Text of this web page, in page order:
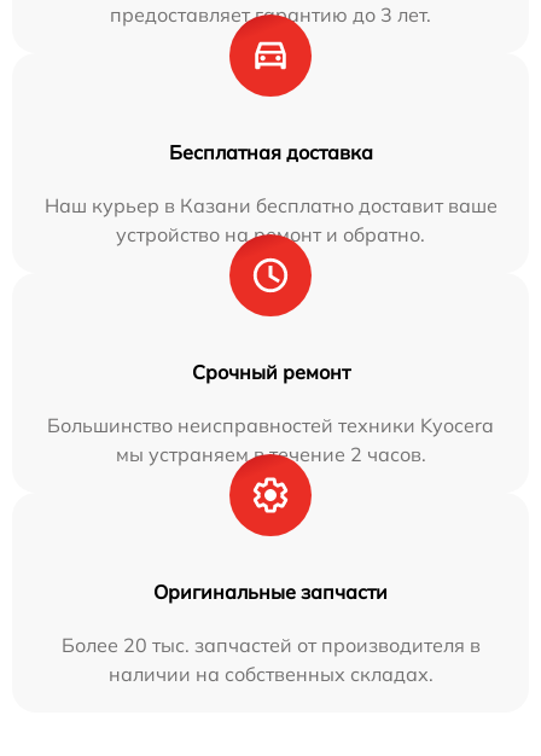
предоставляет гарантию до 3 лет.
Бесплатная доставка
Наш курьер в Казани бесплатно доставит ваше
устройство на ремонт и обратно.
Срочный ремонт
Большинство неисправностей техники Kyocera
мы устраняем в течение 2 часов.
Оригинальные запчасти
Более 20 тыс. запчастей от производителя в
наличии на собственных складах.